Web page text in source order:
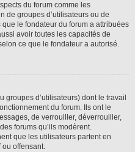
du forum comme les
de groupes d’utilisateurs ou de
le fondateur du forum a attribuées
avoir toutes les capacités de
ce que le fondateur a autorisé.
groupes d’utilisateurs) dont le travail
du forum. Ils ont le
de verrouiller, déverrouiller,
forums qu’ils modèrent.
que les utilisateurs partent en
offensant.